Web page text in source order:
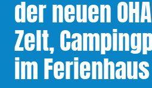
der neuen
Zelt,
im Ferienhaus